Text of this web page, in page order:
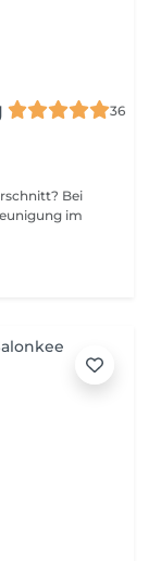
36
Bei
im